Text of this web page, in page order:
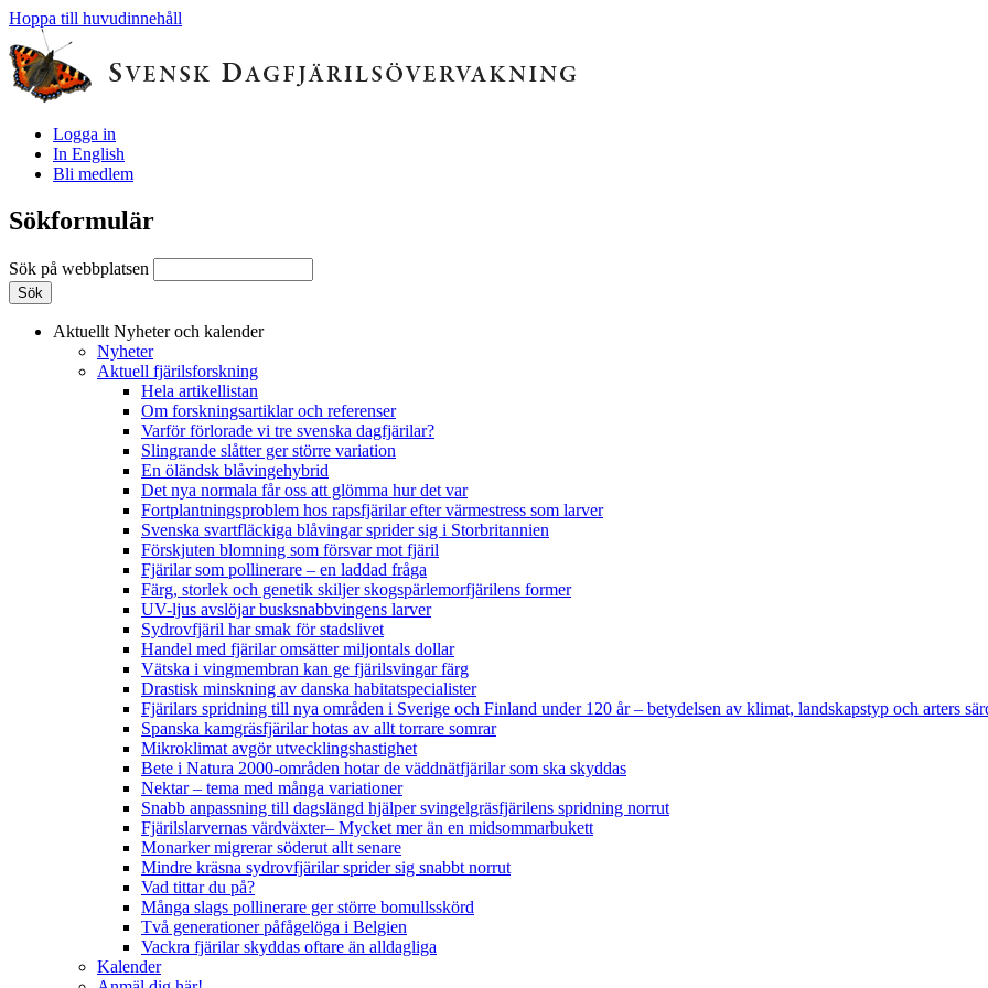
Hoppa till huvudinnehåll
Logga in
In English
Bli medlem
Sökformulär
Sök på webbplatsen
Aktuellt Nyheter och kalender
Nyheter
Aktuell fjärilsforskning
Hela artikellistan
Om forskningsartiklar och referenser
Varför förlorade vi tre svenska dagfjärilar?
Slingrande slåtter ger större variation
En öländsk blåvingehybrid
Det nya normala får oss att glömma hur det var
Fortplantningsproblem hos rapsfjärilar efter värmestress som larver
Svenska svartfläckiga blåvingar sprider sig i Storbritannien
Förskjuten blomning som försvar mot fjäril
Fjärilar som pollinerare – en laddad fråga
Färg, storlek och genetik skiljer skogspärlemorfjärilens former
UV-ljus avslöjar busksnabbvingens larver
Sydrovfjäril har smak för stadslivet
Handel med fjärilar omsätter miljontals dollar
Vätska i vingmembran kan ge fjärilsvingar färg
Drastisk minskning av danska habitatspecialister
Fjärilars spridning till nya områden i Sverige och Finland under 120 år– betydelsen av klimat, landskapstyp och arters
Spanska kamgräsfjärilar hotas av allt torrare somrar
Mikroklimat avgör utvecklingshastighet
Bete i Natura 2000-områden hotar de väddnätfjärilar som ska skyddas
Nektar – tema med många variationer
Snabb anpassning till dagslängd hjälper svingelgräsfjärilens spridning norrut
Fjärilslarvernas värdväxter– Mycket mer än en midsommarbukett
Monarker migrerar söderut allt senare
Mindre kräsna sydrovfjärilar sprider sig snabbt norrut
Vad tittar du på?
Många slags pollinerare ger större bomullsskörd
Två generationer påfågelöga i Belgien
Vackra fjärilar skyddas oftare än alldagliga
Kalender